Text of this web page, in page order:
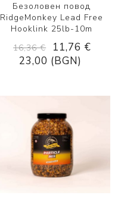
Безоловен повод
RidgeMonkey Lead Free
Hooklink 25lb-10m
16,36 €
11,76 €
23,00 (BGN)